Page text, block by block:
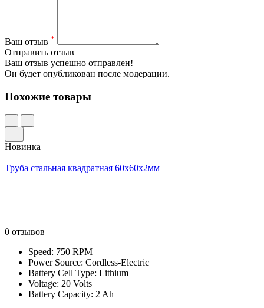
Ваш отзыв *
Отправить отзыв
Ваш отзыв успешно отправлен!
Он будет опубликован после модерации.
Похожие товары
Новинка
Труба стальная квадратная 60х60х2мм
0 отзывов
Speed: 750 RPM
Power Source: Cordless-Electric
Battery Cell Type: Lithium
Voltage: 20 Volts
Battery Capacity: 2 Ah